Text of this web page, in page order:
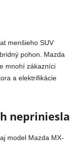
menšieho SUV
pohon. Mazda
mnohí zákazníci
a elektrifikácie
nepriniesla
model Mazda MX-